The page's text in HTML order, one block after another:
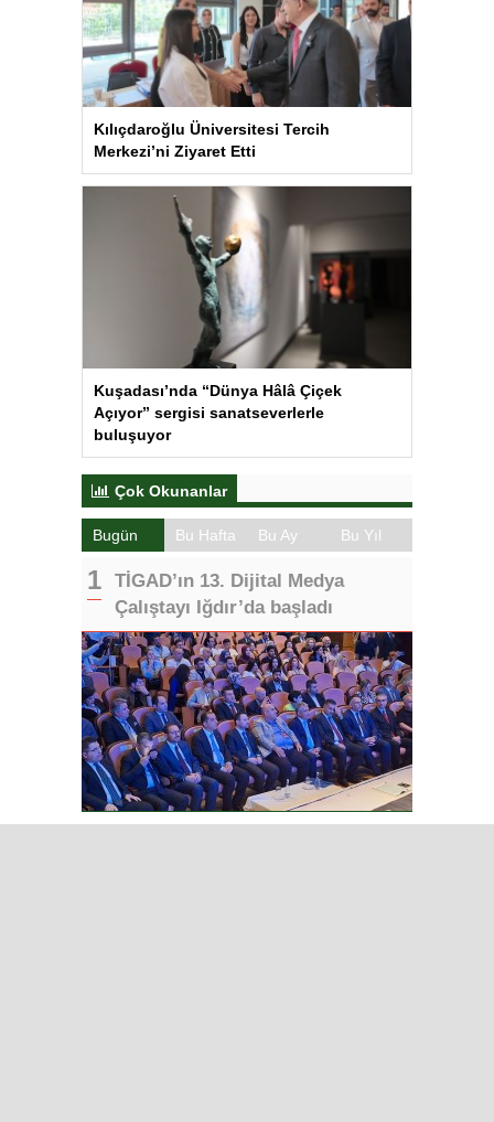
Kılıçdaroğlu Üniversitesi Tercih
Merkezi’ni Ziyaret Etti
Kuşadası’nda “Dünya Hâlâ Çiçek
Açıyor” sergisi sanatseverlerle
buluşuyor
Çok Okunanlar
Bugün Bu Hafta Bu Ay Bu Yıl
TİGAD’ın 13. Dijital Medya
Çalıştayı Iğdır’da başladı